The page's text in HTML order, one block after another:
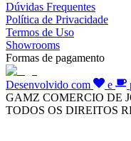
Dúvidas Frequentes
Política de Privacidade
Termos de Uso
Showrooms
Formas de pagamento
Desenvolvido com e
GAMZ COMERCIO DE
TODOS OS DIREITOS